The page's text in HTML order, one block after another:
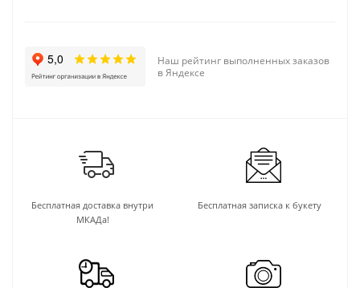
Наш рейтинг выполненных заказов
в Яндексе
Бесплатная доставка внутри
МКАДа!
Бесплатная записка к букету